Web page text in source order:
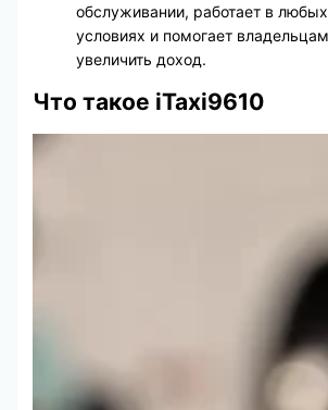
обслуживании, работает в
условиях и помогает
увеличить доход.
Что такое iTaxi9610